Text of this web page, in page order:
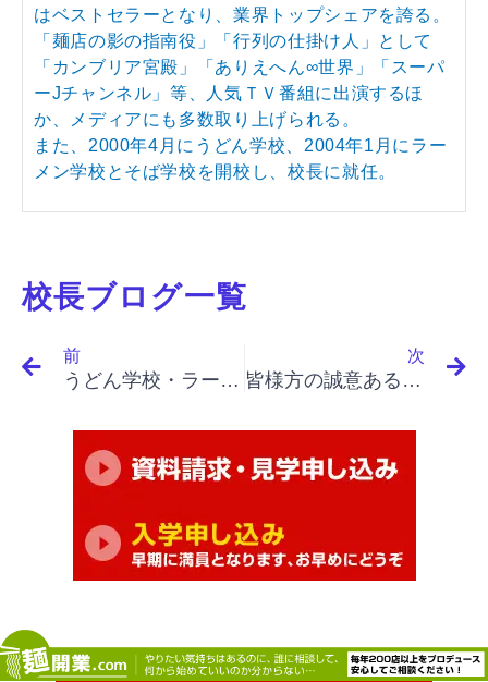
はベストセラーとなり、業界トップシェアを誇る。
「麺店の影の指南役」「行列の仕掛け人」として
「カンブリア宮殿」「ありえへん∞世界」「スーパ
ーJチャンネル」等、人気ＴＶ番組に出演するほ
か、メディアにも多数取り上げられる。
また、2000年4月にうどん学校、2004年1月にラー
メン学校とそば学校を開校し、校長に就任。
校長ブログ一覧
前
うどん学校・ラーメン学校・そば学校・パスタ学校で開業&成果アップ｜「イノベーションと起業家精神（最終）」「顧客戦略、ＧＥとマコーミック、価値戦略」
次
皆様方の誠意ある態度、楽しそうな仕事ぶりに感心しました。